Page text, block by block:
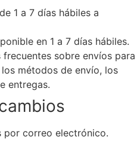
1 a 7 días hábiles a
en 1 a 7 días hábiles.
sobre envíos para
métodos de envío, los
entregas.
por correo electrónico.